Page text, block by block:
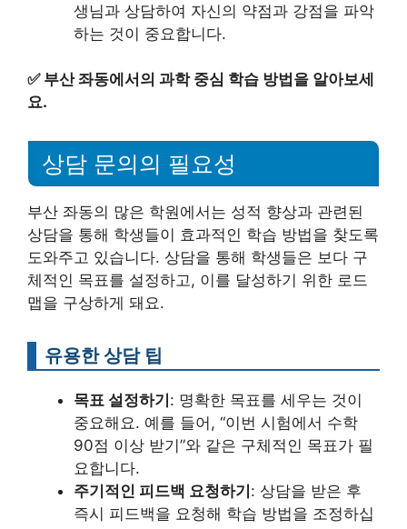
생님과 상담하여 자신의 약점과 강점을 파악
하는 것이 중요합니다.
✅ 부산 좌동에서의 과학 중심 학습 방법을 알아보세
요.
상담 문의의 필요성
부산 좌동의 많은 학원에서는 성적 향상과 관련된
상담을 통해 학생들이 효과적인 학습 방법을 찾도록
도와주고 있습니다. 상담을 통해 학생들은 보다 구
체적인 목표를 설정하고, 이를 달성하기 위한 로드
맵을 구상하게 돼요.
유용한 상담 팁
목표 설정하기 : 명확한 목표를 세우는 것이
중요해요. 예를 들어, “이번 시험에서 수학
90점 이상 받기”와 같은 구체적인 목표가 필
요합니다.
주기적인 피드백 요청하기 : 상담을 받은 후
즉시 피드백을 요청해 학습 방법을 조정하십